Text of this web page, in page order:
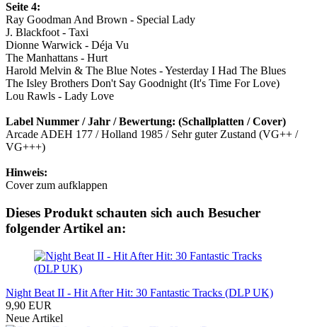
Seite 4:
Ray Goodman And Brown - Special Lady
J. Blackfoot - Taxi
Dionne Warwick - Déja Vu
The Manhattans - Hurt
Harold Melvin & The Blue Notes - Yesterday I Had The Blues
The Isley Brothers Don't Say Goodnight (It's Time For Love)
Lou Rawls - Lady Love
Label Nummer / Jahr / Bewertung: (Schallplatten / Cover)
Arcade ADEH 177 / Holland 1985 / Sehr guter Zustand (VG++ /
VG+++)
Hinweis:
Cover zum aufklappen
Dieses Produkt schauten sich auch Besucher
folgender Artikel an:
Night Beat II - Hit After Hit: 30 Fantastic Tracks (DLP UK)
9,90 EUR
Neue Artikel